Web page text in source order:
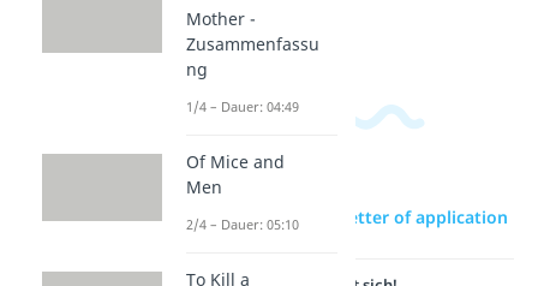
zur Videoseite: Letter of application
Mother -
Zusammenfassu
ng
1/4 – Dauer: 04:49
Of Mice and
Men
2/4 – Dauer: 05:10
To Kill a